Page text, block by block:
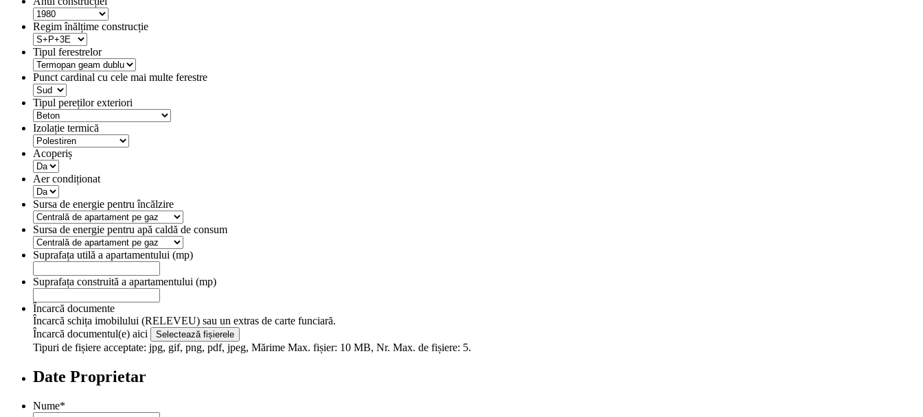
Regim înălțime construcție
Tipul ferestrelor
Punct cardinal cu cele mai multe ferestre
Tipul pereților exteriori
Izolație termică
Acoperiș
Aer condiționat
Sursa de energie pentru încălzire
Sursa de energie pentru apă caldă de consum
Suprafața utilă a apartamentului (mp)
Suprafața construită a apartamentului (mp)
Încarcă documente
Încarcă schița imobilului (RELEVEU) sau un extras de carte funciară.
Încarcă documentul(e) aici
Selectează fișierele
Tipuri de fișiere acceptate: jpg, gif, png, pdf, jpeg, Mărime Max. fișier: 10 MB, Nr. Max. de fișiere: 5.
Date Proprietar
Nume*